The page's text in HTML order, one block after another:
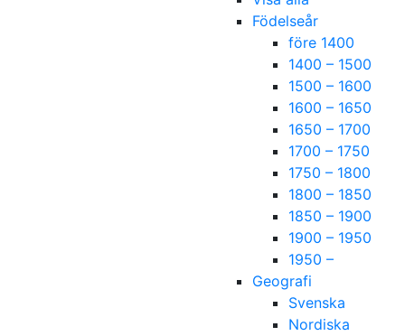
Födelseår
före 1400
1400 – 1500
1500 – 1600
1600 – 1650
1650 – 1700
1700 – 1750
1750 – 1800
1800 – 1850
1850 – 1900
1900 – 1950
1950 –
Geografi
Svenska
Nordiska